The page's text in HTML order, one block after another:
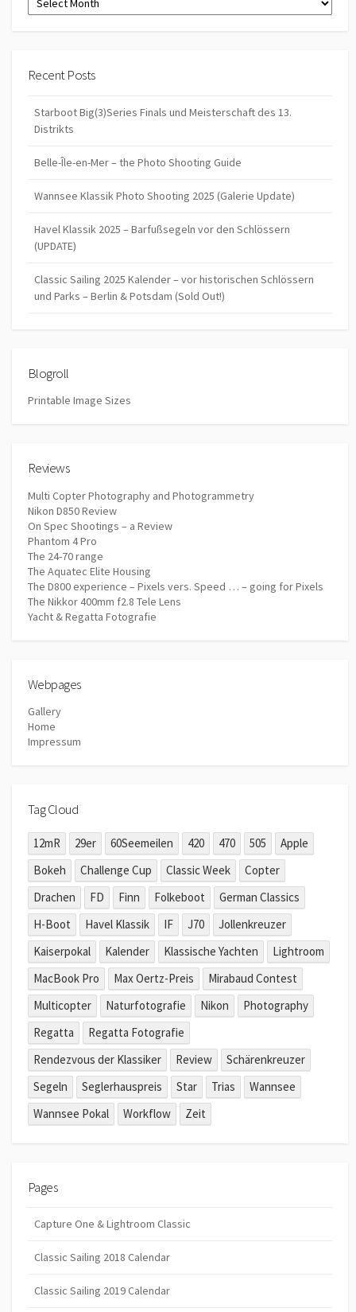
Recent Posts
Starboot Big(3)Series Finals und Meisterschaft des 13.
Distrikts
Belle-Île-en-Mer – the Photo Shooting Guide
Wannsee Klassik Photo Shooting 2025 (Galerie Update)
Havel Klassik 2025 – Barfußsegeln vor den Schlössern
(UPDATE)
Classic Sailing 2025 Kalender – vor historischen Schlössern
und Parks – Berlin & Potsdam (Sold Out!)
Blogroll
Printable Image Sizes
Reviews
Multi Copter Photography and Photogrammetry
Nikon D850 Review
On Spec Shootings – a Review
Phantom 4 Pro
The 24-70 range
The Aquatec Elite Housing
The D800 experience – Pixels vers. Speed … – going for Pixels
The Nikkor 400mm f2.8 Tele Lens
Yacht & Regatta Fotografie
Webpages
Gallery
Home
Impressum
Tag Cloud
12mR 29er 60Seemeilen 420 470 505
Apple
Bokeh
Challenge Cup Classic Week
Copter
Drachen
FD Finn Folkeboot
German Classics
H-Boot
Havel Klassik IF J70
Jollenkreuzer
Kaiserpokal
Kalender Klassische Yachten
Lightroom
MacBook Pro
Max Oertz-Preis
Mirabaud Contest
Multicopter
Naturfotografie Nikon
Photography
Regatta
Regatta Fotografie
Rendezvous der Klassiker
Review
Schärenkreuzer
Segeln
Seglerhauspreis Star Trias
Wannsee
Wannsee Pokal
Workflow Zeit
Pages
Capture One & Lightroom Classic
Classic Sailing 2018 Calendar
Classic Sailing 2019 Calendar